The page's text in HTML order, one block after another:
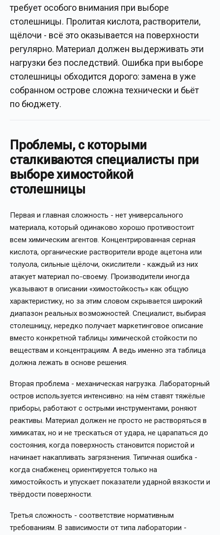
требует особого внимания при выборе
столешницы. Пролитая кислота, растворители,
щёлочи - всё это оказывается на поверхности
регулярно. Материал должен выдерживать эти
нагрузки без последствий. Ошибка при выборе
столешницы обходится дорого: замена в уже
собранном острове сложна технически и бьёт
по бюджету.
Проблемы, с которыми
сталкиваются специалисты при
выборе химостойкой
столешницы
Первая и главная сложность - нет универсального
материала, который одинаково хорошо противостоит
всем химическим агентов. Концентрированная серная
кислота, органические растворители вроде ацетона или
толуола, сильные щёлочи, окислители - каждый из них
атакует материал по-своему. Производители иногда
указывают в описании «химостойкость» как общую
характеристику, но за этим словом скрывается широкий
диапазон реальных возможностей. Специалист, выбирая
столешницу, нередко получает маркетинговое описание
вместо конкретной таблицы химической стойкости по
веществам и концентрациям. А ведь именно эта таблица
должна лежать в основе решения.
Вторая проблема - механическая нагрузка. Лабораторный
остров используется интенсивно: на нём ставят тяжёлые
приборы, работают с острыми инструментами, роняют
реактивы. Материал должен не просто не растворяться в
химикатах, но и не трескаться от удара, не царапаться до
состояния, когда поверхность становится пористой и
начинает накапливать загрязнения. Типичная ошибка -
когда снабженец ориентируется только на
химостойкость и упускает показатели ударной вязкости и
твёрдости поверхности.
Третья сложность - соответствие нормативным
требованиям. В зависимости от типа лаборатории -